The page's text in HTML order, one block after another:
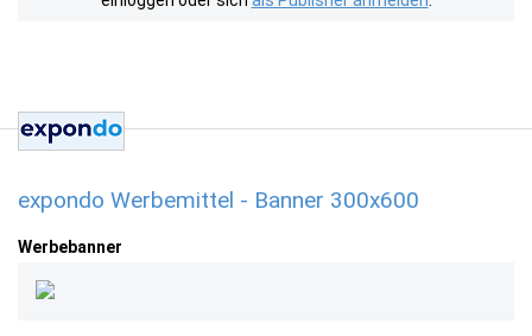
expondo Werbemittel - Banner 300x600
Werbebanner